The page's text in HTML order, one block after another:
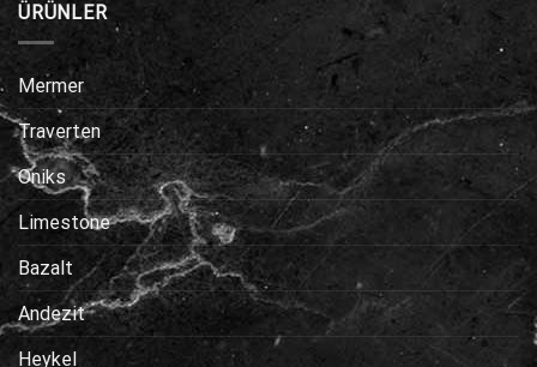
ÜRÜNLER
Mermer
Traverten
Oniks
Limestone
Bazalt
Andezit
Heykel